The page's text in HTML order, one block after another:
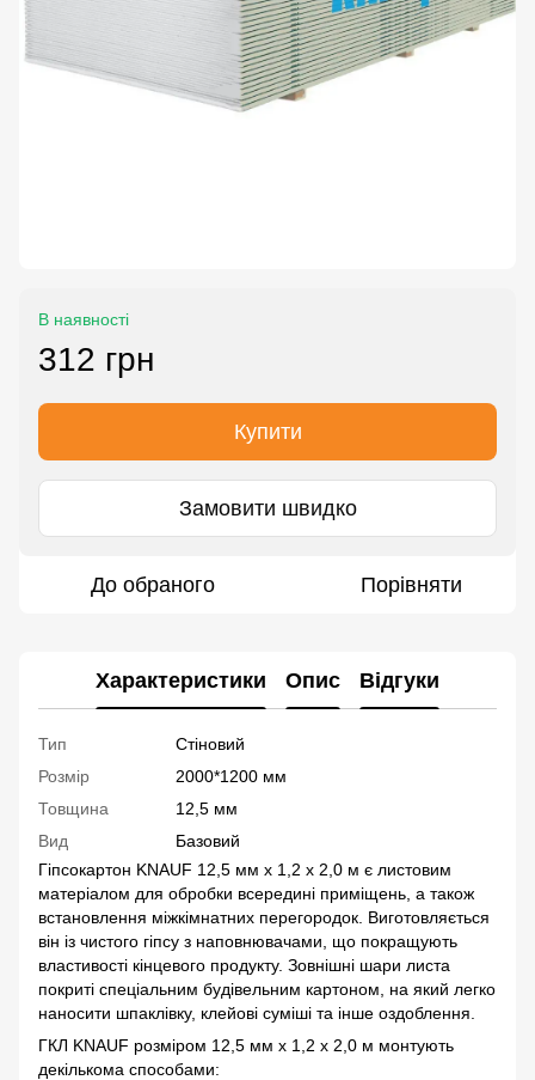
В наявності
312 грн
Купити
Замовити швидко
До обраного Порівняти
Характеристики Опис Відгуки
Тип
Стіновий
Розмір
2000*1200 мм
Товщина
12,5 мм
Вид
Базовий
Гіпсокартон KNAUF 12,5 мм х 1,2 х 2,0 м є листовим
матеріалом для обробки всередині приміщень, а також
встановлення міжкімнатних перегородок. Виготовляється
він із чистого гіпсу з наповнювачами, що покращують
властивості кінцевого продукту. Зовнішні шари листа
покриті спеціальним будівельним картоном, на який легко
наносити шпаклівку, клейові суміші та інше оздоблення.
ГКЛ KNAUF розміром 12,5 мм х 1,2 х 2,0 м монтують
декількома способами: